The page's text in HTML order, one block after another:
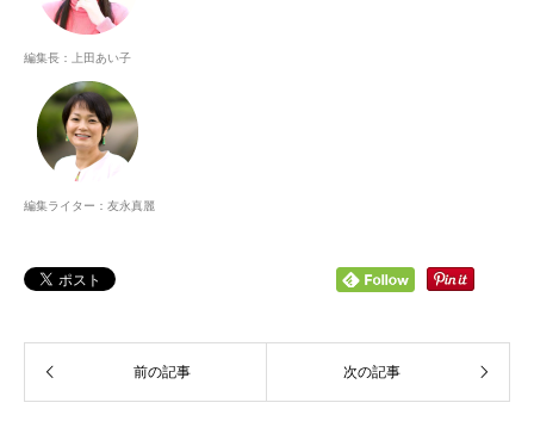
編集長：上田あい子
編集ライター：友永真麗
前の記事 次の記事